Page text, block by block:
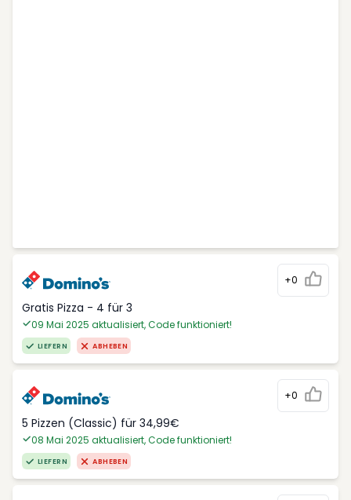
+0
Gratis Pizza - 4 für 3
09 Mai 2025 aktualisiert, Code funktioniert!
LIEFERN ABHEBEN
+0
5 Pizzen (Classic) für 34,99€
08 Mai 2025 aktualisiert, Code funktioniert!
LIEFERN ABHEBEN